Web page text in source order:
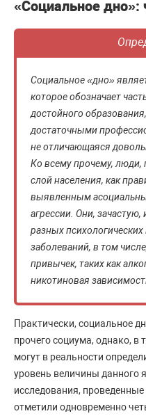
«Социальное дно»:
Социальное «дно»
которое обозначает
достойного
достаточными
не отличающаяся
Ко всему прочему,
слой населения, как
выявленным
агрессии. Они,
разных
заболеваний, в том
привычек, таких как
никотиновая
Практически, социальное
прочего социума, однако,
могут в реальности
уровень величины данного
исследования,
отметили одновременно